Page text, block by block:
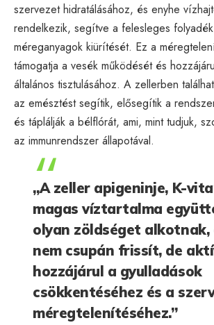
szervezet hidratálásához, és enyhe
rendelkezik, segítve a felesleges
méreganyagok kiürítését. Ez a
támogatja a vesék működését és
általános tisztulásához. A zellerben
az emésztést segítik, elősegítik a
és táplálják a bélflórát, ami, mint tudjuk,
az immunrendszer állapotával.
„A zeller apigeninje, K-
magas víztartalma
olyan zöldséget alkotnak,
nem csupán frissít, de
hozzájárul a gyulladások
csökkentéséhez és a
méregtelenítéséhez.”